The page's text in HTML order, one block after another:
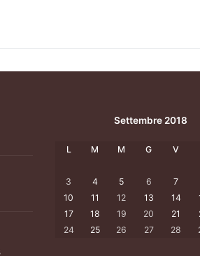
Settembre 2018
L M M G V
3
4 5 6 7
10
11 12 13 14
17
18 19 20 21
24
25 26 27 28